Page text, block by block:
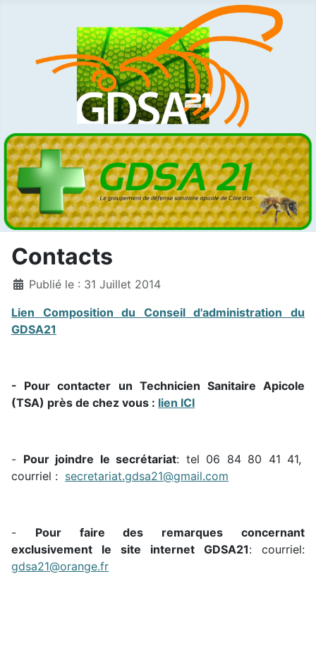
Contacts
DétailsPublié le : 31 Juillet 2014
Lien Composition du Conseil d'administration du
GDSA21
- Pour contacter un Technicien Sanitaire Apicole
(TSA) près de chez vous : lien ICI
- Pour joindre le secrétariat: tel 06 84 80 41 41,
courriel : secretariat.gdsa21@gmail.com
- Pour faire des remarques concernant
exclusivement le site internet GDSA21: courriel:
gdsa21@orange.fr